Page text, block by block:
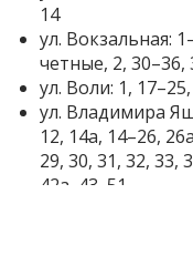
14
ул. Вокзальная:
четные, 2, 30–36,
ул. Воли: 1,
ул. Владимира
12, 14а, 14–26,
29, 30, 31, 32, 33,
42а, 43, 51